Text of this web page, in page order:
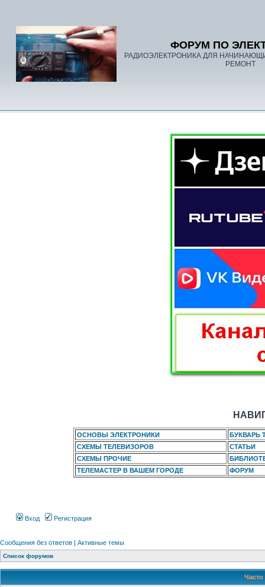
ФОРУМ ПО
РАДИОЭЛЕКТРОНИКА ДЛЯ
РЕМОНТ
ОСНОВЫ ЭЛЕКТРОНИКИ
БУКВАРЬ
СХЕМЫ ТЕЛЕВИЗОРОВ
СТАТЬИ
СХЕМЫ ПРОЧИЕ
ТЕЛЕМАСТЕР В ВАШЕМ ГОРОДЕ
ФОРУМ
Вход Регистрация
Сообщения без ответов | Активные темы
Список форумов